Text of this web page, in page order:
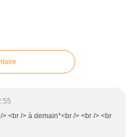
<br /> à demain*<br /> <br /> <br